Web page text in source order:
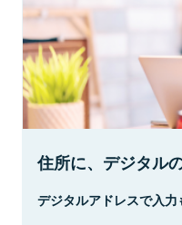
住所に、デジタル
デジタルアドレスで入力